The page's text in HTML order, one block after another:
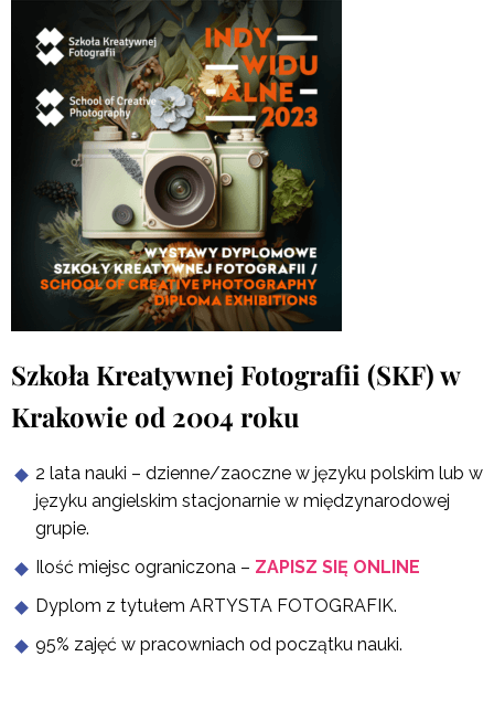
Szkoła Kreatywnej Fotografii (SKF) w
Krakowie od 2004 roku
2 lata nauki – dzienne/zaoczne w języku polskim lub w
języku angielskim stacjonarnie w międzynarodowej
grupie.
Ilość miejsc ograniczona – ZAPISZ SIĘ ONLINE
Dyplom z tytułem ARTYSTA FOTOGRAFIK.
95% zajęć w pracowniach od początku nauki.